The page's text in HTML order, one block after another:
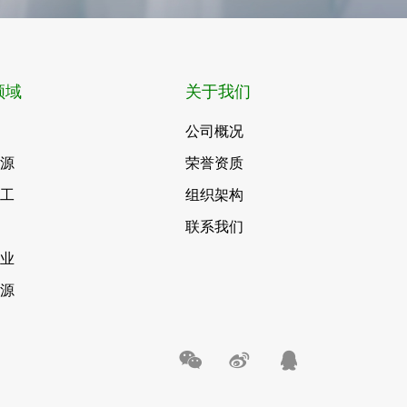
域 关于我们
公司概况
荣誉资质
组织架构
联系我们
  